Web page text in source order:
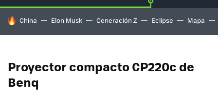
HOY SE HABLA DE
China Elon Musk Generación Z Eclipse Mapa
Proyector compacto CP220c de
Benq